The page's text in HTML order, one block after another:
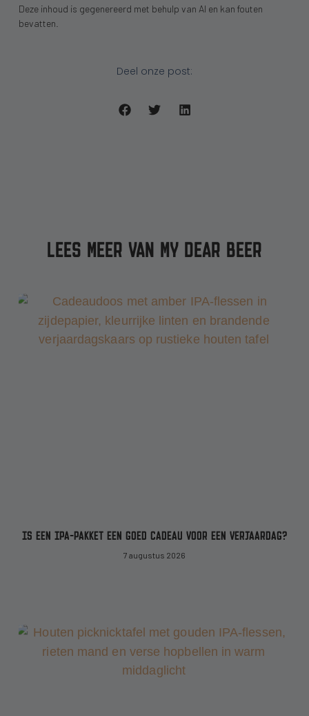
Deze inhoud is gegenereerd met behulp van AI en kan fouten
bevatten.
Deel onze post:
LEES MEER VAN MY DEAR BEER
IS EEN IPA-PAKKET EEN GOED CADEAU VOOR EEN VERJAARDAG?
7 augustus 2026